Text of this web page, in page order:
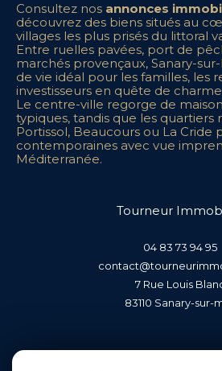
Consultez nos annonces
découvrez des biens situés au
villages les plus prisés du littoral
Entre ruelles pavées, port de
marchés provençaux, Sanary-
de vie idéal pour les familles, les
investisseurs en quête de
Le centre-ville regorge de
typiques, tandis que les quartiers
Portissol, Beaucours ou La Cride
contemporaines avec vue
Méditerranée.
Tourneur
04 83 73 94 95
7 Rue Louis
83110
sanary-sur-